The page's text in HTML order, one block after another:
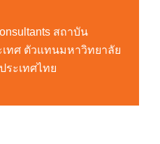
สถาบัน
ทศ ตัวแทนมหาวิทยาลัย
ระเทศไทย